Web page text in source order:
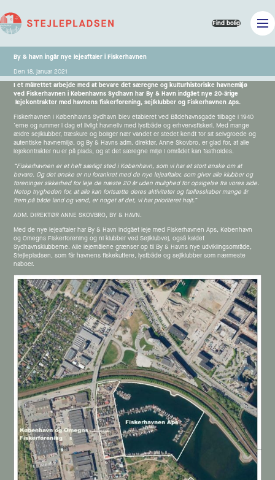
Find bolig
By & havn ingår nye lejeaftaler i Fiskerhavnen
Den 18. januar 2021
I et målrettet arbejde med at bevare det særegne og kulturhistoriske havnemiljø
ved Fiskerhavnen i Københavns Sydhavn har By & Havn indgået nye 20-årige
lejekontrakter med havnens fiskerforening, sejlklubber og Fiskerhavnen Aps.
Fiskerhavnen i Københavns Sydhavn blev etableret ved Bådehavnsgade tilbage i 1940
´erne og rummer i dag et livligt havneliv med lystbåde og erhvervsfiskeri. Med mange
ældre sejlklubber, træskure og boliger nær vandet er stedet kendt for sit selvgroede og
autentiske havnemiljø, og By & Havns adm. direktør, Anne Skovbro, er glad for, at alle
lejekontrakter nu er på plads, og at det særegne miljø i området kan fastholdes.
“Fiskerhavnen er et helt særligt sted i København, som vi har et stort ønske om at
bevare. Og det ønske er nu forankret med de nye lejeaftaler, som giver alle klubber og
foreninger sikkerhed for leje de næste 20 år uden mulighed for opsigelse fra vores side.
Netop trygheden for, at alle kan fortsætte deres aktiviteter og fællesskaber mange år
frem på både land og vand, er noget af det, vi har prioriteret højt.”
ADM. DIREKTØR ANNE SKOVBRO, BY & HAVN.
Med de nye lejeaftaler har By & Havn indgået leje med Fiskerhavnen Aps, København
og Omegns Fiskerforening og ni klubber ved Sejlklubvej, også kaldet
Sydhavnsklubberne. Alle lejemålene grænser op til By & Havns nye udviklingsområde,
Stejlepladsen, som får havnens fiskekuttere, lystbåde og sejlklubber som nærmeste
naboer.